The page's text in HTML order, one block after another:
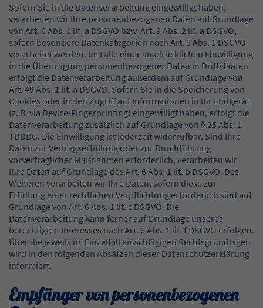
Sofern Sie in die Datenverarbeitung eingewilligt haben,
verarbeiten wir Ihre personenbezogenen Daten auf Grundlage
von Art. 6 Abs. 1 lit. a DSGVO bzw. Art. 9 Abs. 2 lit. a DSGVO,
sofern besondere Datenkategorien nach Art. 9 Abs. 1 DSGVO
verarbeitet werden. Im Falle einer ausdrücklichen Einwilligung
in die Übertragung personenbezogener Daten in Drittstaaten
erfolgt die Datenverarbeitung außerdem auf Grundlage von
Art. 49 Abs. 1 lit. a DSGVO. Sofern Sie in die Speicherung von
Cookies oder in den Zugriff auf Informationen in Ihr Endgerät
(z. B. via Device-Fingerprinting) eingewilligt haben, erfolgt die
Datenverarbeitung zusätzlich auf Grundlage von § 25 Abs. 1
TDDDG. Die Einwilligung ist jederzeit widerrufbar. Sind Ihre
Daten zur Vertragserfüllung oder zur Durchführung
vorvertraglicher Maßnahmen erforderlich, verarbeiten wir
Ihre Daten auf Grundlage des Art. 6 Abs. 1 lit. b DSGVO. Des
Weiteren verarbeiten wir Ihre Daten, sofern diese zur
Erfüllung einer rechtlichen Verpflichtung erforderlich sind auf
Grundlage von Art. 6 Abs. 1 lit. c DSGVO. Die
Datenverarbeitung kann ferner auf Grundlage unseres
berechtigten Interesses nach Art. 6 Abs. 1 lit. f DSGVO erfolgen.
Über die jeweils im Einzelfall einschlägigen Rechtsgrundlagen
wird in den folgenden Absätzen dieser Datenschutzerklärung
informiert.
Empfänger von personenbezogenen